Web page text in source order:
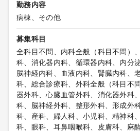
勤務内容
病棟、その他
募集科目
全科目不問、内科全般（科目不問）
科、消化器内科、循環器内科、内分
脳神経内科、血液内科、腎臓内科、
科、総合診療科、外科全般（科目不
器外科、心臓血管外科、消化器外科
科、脳神経外科、整形外科、形成外
科、産科、婦人科、小児科、精神科
科、眼科、耳鼻咽喉科、皮膚科、麻